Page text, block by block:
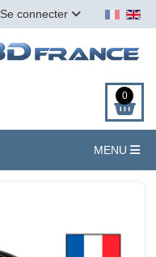
Se connecter
0
MENU